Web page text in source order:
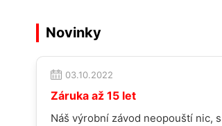
Novinky
03.10.2022
Záruka až 15 let
Náš výrobní závod neopouští nic, s